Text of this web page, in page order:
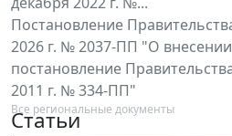
Постановление
2026 г. № 2037-ПП "О
постановление
2011 г. № 334-ПП"
Все региональные документы
Статьи